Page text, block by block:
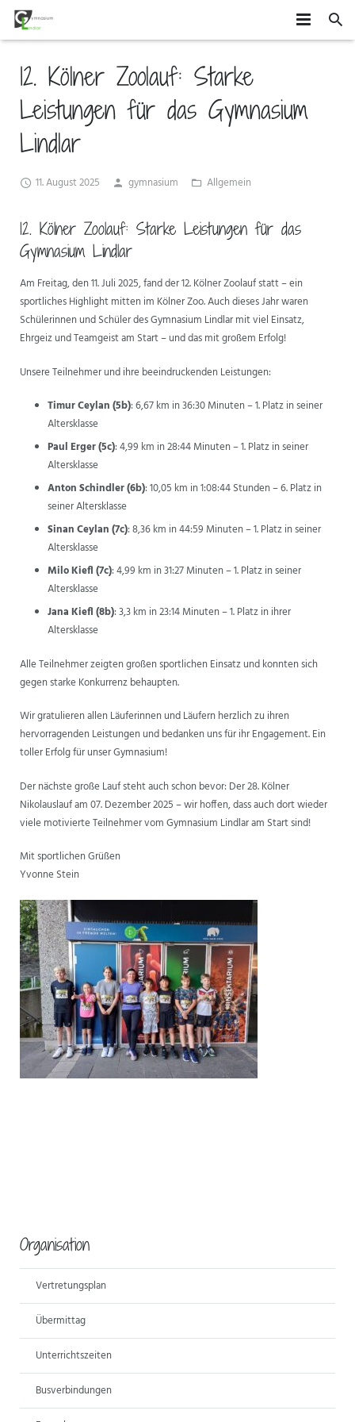
SCHÜLER
MITEINANDER GESTALTEN
WETTBEWERBE UND ZUSATZQUALIFIKATIONEN
EHEMALIGE
SCHULE
STUFENINFO
KONZEPTE
FÖRDERUNG UND BERATUNG
ÜBERMITTAG
UNTERRICHTSZEITEN
BUSVERBINDUNGEN
FORMULARE
ELTERNMITWIRKUNG
GRUNDSCHÜLER
FÖRDERVEREIN
NEWS
KONTAKT
12. Kölner Zoolauf: Starke
Leistungen für das Gymnasium
Lindlar
11. August 2025 gymnasium Allgemein
12. Kölner Zoolauf: Starke Leistungen für das
Gymnasium Lindlar
Am Freitag, den 11. Juli 2025, fand der 12. Kölner Zoolauf statt – ein
sportliches Highlight mitten im Kölner Zoo. Auch dieses Jahr waren
Schülerinnen und Schüler des Gymnasium Lindlar mit viel Einsatz,
Ehrgeiz und Teamgeist am Start – und das mit großem Erfolg!
Unsere Teilnehmer und ihre beeindruckenden Leistungen:
Timur Ceylan (5b): 6,67 km in 36:30 Minuten – 1. Platz in seiner
Altersklasse
Paul Erger (5c): 4,99 km in 28:44 Minuten – 1. Platz in seiner
Altersklasse
Anton Schindler (6b): 10,05 km in 1:08:44 Stunden – 6. Platz in
seiner Altersklasse
Sinan Ceylan (7c): 8,36 km in 44:59 Minuten – 1. Platz in seiner
Altersklasse
Milo Kiefl (7c): 4,99 km in 31:27 Minuten – 1. Platz in seiner
Altersklasse
Jana Kiefl (8b): 3,3 km in 23:14 Minuten – 1. Platz in ihrer
Altersklasse
Alle Teilnehmer zeigten großen sportlichen Einsatz und konnten sich
gegen starke Konkurrenz behaupten.
Wir gratulieren allen Läuferinnen und Läufern herzlich zu ihren
hervorragenden Leistungen und bedanken uns für ihr Engagement. Ein
toller Erfolg für unser Gymnasium!
Der nächste große Lauf steht auch schon bevor: Der 28. Kölner
Nikolauslauf am 07. Dezember 2025 – wir hoffen, dass auch dort wieder
viele motivierte Teilnehmer vom Gymnasium Lindlar am Start sind!
Mit sportlichen Grüßen
Yvonne Stein
Organisation
Vertretungsplan
Übermittag
Unterrichtszeiten
Busverbindungen